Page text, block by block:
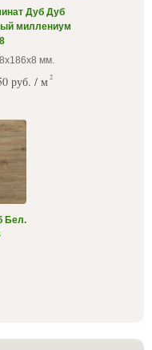
Дуб Дуб
миллениум
мм.
руб. / м 2
Бел.